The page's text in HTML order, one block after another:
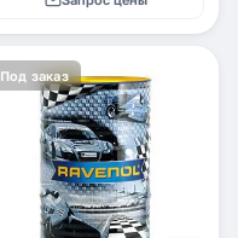
Под заказ